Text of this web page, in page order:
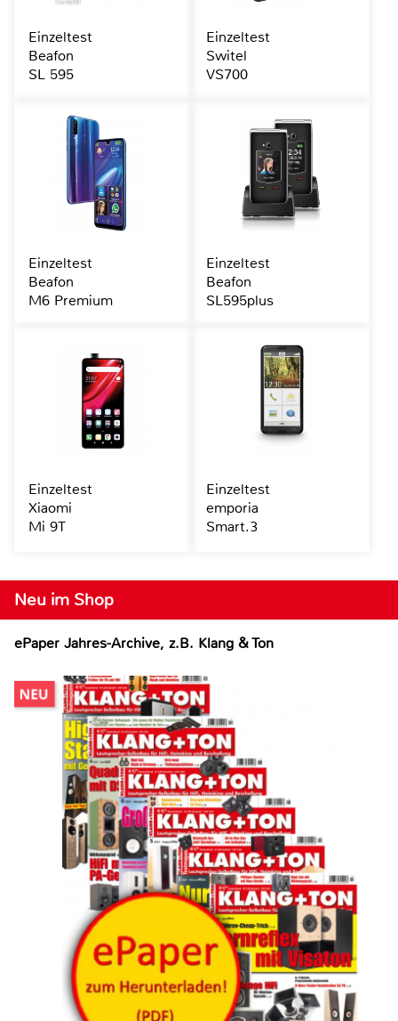
Neu im Shop
ePaper Jahres-Archive, z.B. Klang & Ton
Einzeltest
Beafon
SL 595
Einzeltest
Switel
VS700
Einzeltest
Beafon
M6 Premium
Einzeltest
Beafon
SL595plus
Einzeltest
Xiaomi
Mi 9T
Einzeltest
emporia
Smart.3